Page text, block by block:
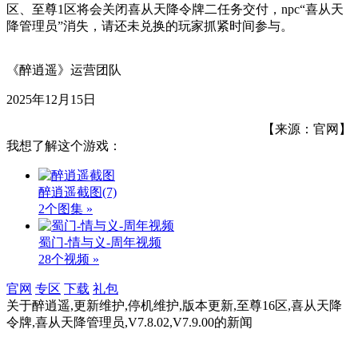
区、至尊1区将会关闭喜从天降令牌二任务交付，npc“喜从天
降管理员”消失，请还未兑换的玩家抓紧时间参与。
《醉逍遥》运营团队
2025年12月15日
【来源：官网】
我想了解这个游戏：
醉逍遥截图(7)
2个图集 »
蜀门-情与义-周年视频
28个视频 »
官网 专区 下载 礼包
关于醉逍遥,更新维护,停机维护,版本更新,至尊16区,喜从天降
令牌,喜从天降管理员,V7.8.02,V7.9.00的新闻